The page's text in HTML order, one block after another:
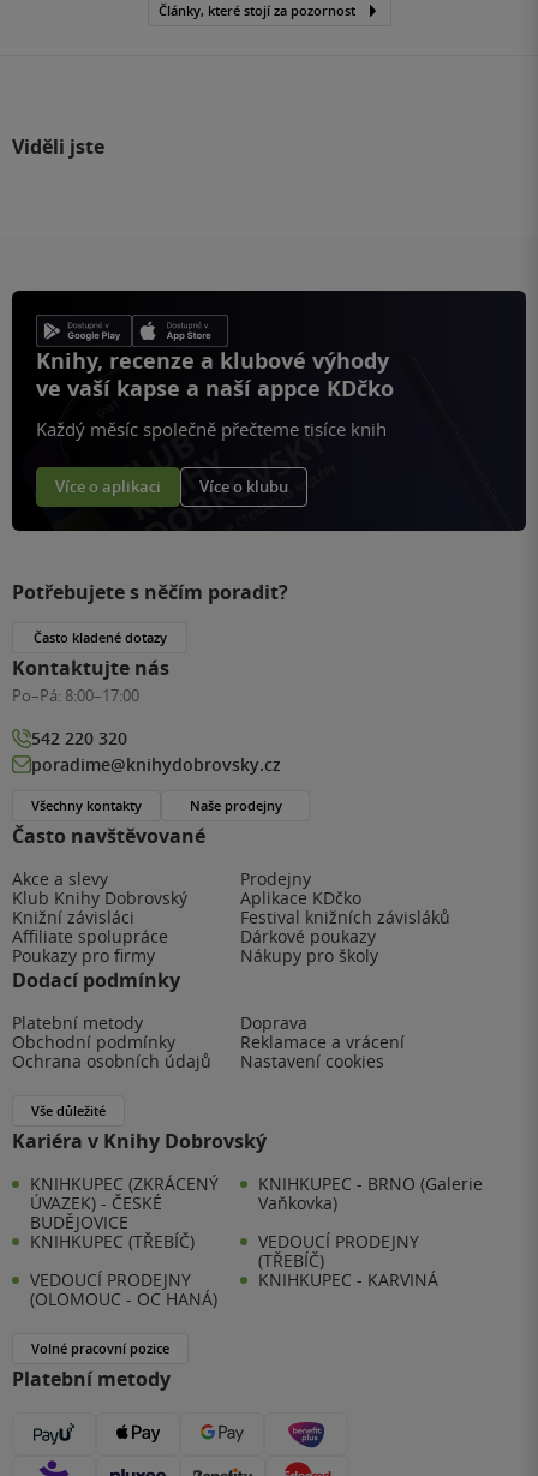
Články, které stojí za pozornost
Viděli jste
Knihy, recenze a klubové výhody
ve vaší kapse a naší appce KDčko
Každý měsíc společně přečteme tisíce knih
Více o aplikaci Více o klubu
Často navštěvované
Akce a slevy
Prodejny
Klub Knihy Dobrovský
Aplikace KDčko
Knižní závisláci
Festival knižních závisláků
Affiliate spolupráce
Dárkové poukazy
Poukazy pro firmy
Nákupy pro školy
Dodací podmínky
Platební metody
Doprava
Obchodní podmínky
Reklamace a vrácení
Ochrana osobních údajů
Nastavení cookies
Vše důležité
Kariéra v Knihy Dobrovský
KNIHKUPEC (ZKRÁCENÝ
ÚVAZEK) - ČESKÉ
BUDĚJOVICE
KNIHKUPEC - BRNO (Galerie
Vaňkovka)
KNIHKUPEC (TŘEBÍČ)
VEDOUCÍ PRODEJNY
(TŘEBÍČ)
VEDOUCÍ PRODEJNY
(OLOMOUC - OC HANÁ)
KNIHKUPEC - KARVINÁ
Volné pracovní pozice
Platební metody
Potřebujete s něčím poradit?
Často kladené dotazy
Kontaktujte nás
Po–Pá: 8:00–17:00
542 220 320
poradime@knihydobrovsky.cz
Všechny kontakty Naše prodejny